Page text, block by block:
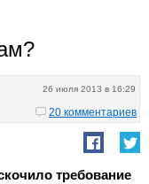
26 июля 2013 в 16:29
20 комментариев
требование